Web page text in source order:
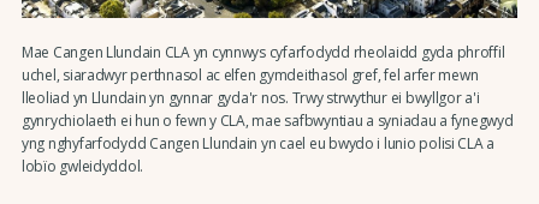
Mae Cangen Llundain CLA yn cynnwys cyfarfodydd rheolaidd gyda phroffil
uchel, siaradwyr perthnasol ac elfen gymdeithasol gref, fel arfer mewn
lleoliad yn Llundain yn gynnar gyda'r nos. Trwy strwythur ei bwyllgor a'i
gynrychiolaeth ei hun o fewn y CLA, mae safbwyntiau a syniadau a fynegwyd
yng nghyfarfodydd Cangen Llundain yn cael eu bwydo i lunio polisi CLA a
lobïo gwleidyddol.